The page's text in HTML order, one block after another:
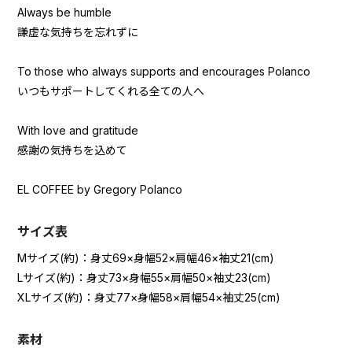
Always be humble
謙虚な気持ちを忘れずに
To those who always supports and encourages Polanco
いつもサポートしてくれる全ての人へ
With love and gratitude
感謝の気持ちを込めて
EL COFFEE by Gregory Polanco
サイズ表
Mサイズ(約)：身丈69×身幅52×肩幅46×袖丈21(cm)
Lサイズ(約)：身丈73×身幅55×肩幅50×袖丈23(cm)
XLサイズ(約)：身丈77×身幅58×肩幅54×袖丈25(cm)
素材